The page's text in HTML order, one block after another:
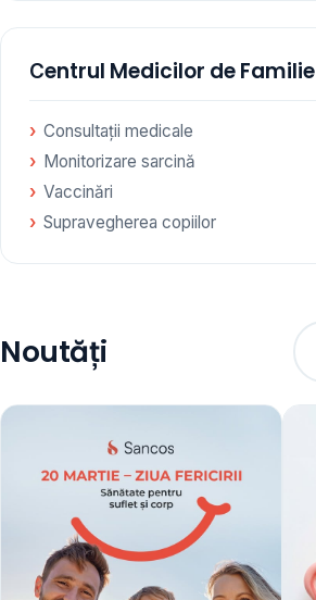
Сentrul Medicilor de Familie
Consultații medicale
Monitorizare sarcină
Vaccinări
Supravegherea copiilor
Noutăți